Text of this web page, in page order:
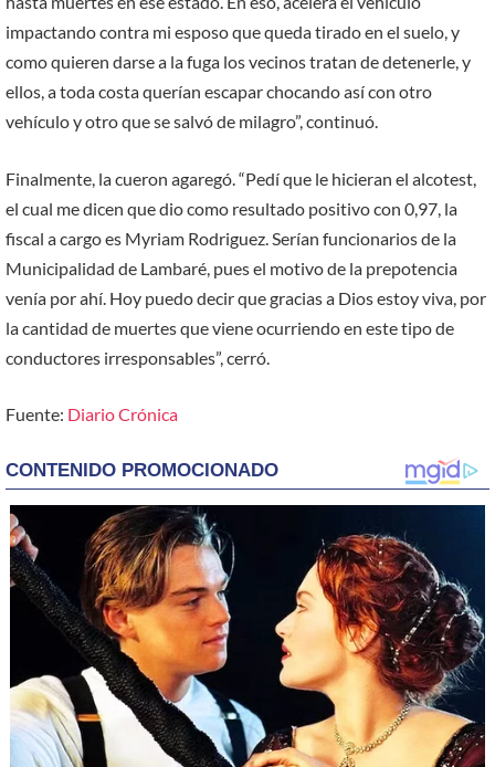
impactando contra mi esposo que queda tirado en el suelo, y
como quieren darse a la fuga los vecinos tratan de detenerle, y
ellos, a toda costa querían escapar chocando así con otro
vehículo y otro que se salvó de milagro”, continuó.
Finalmente, la cueron agaregó. “Pedí que le hicieran el alcotest,
el cual me dicen que dio como resultado positivo con 0,97, la
fiscal a cargo es Myriam Rodriguez. Serían funcionarios de la
Municipalidad de Lambaré, pues el motivo de la prepotencia
venía por ahí. Hoy puedo decir que gracias a Dios estoy viva, por
la cantidad de muertes que viene ocurriendo en este tipo de
conductores irresponsables”, cerró.
Fuente: Diario Crónica